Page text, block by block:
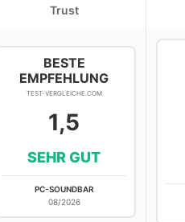
Trust
BESTE
EMPFEHLUNG
TEST-VERGLEICHE.COM
1,5
SEHR GUT
PC-SOUNDBAR
08/2026